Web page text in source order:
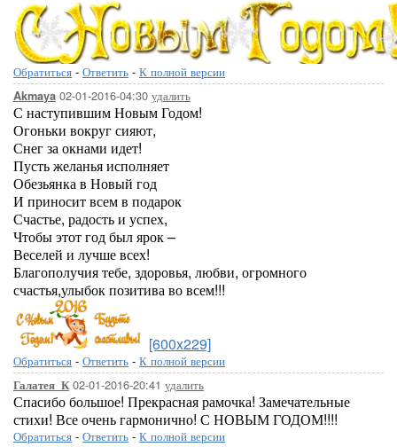
Обратиться - Ответить - К полной версии
Akmaya 02-01-2016-04:30 удалить
С наступившим Новым Годом!
Огоньки вокруг сияют,
Снег за окнами идет!
Пусть желанья исполняет
Обезьянка в Новый год
И приносит всем в подарок
Счастье, радость и успех,
Чтобы этот год был ярок –
Веселей и лучше всех!
Благополучия тебе, здоровья, любви, огромного
счастья,улыбок позитива во всем!!!
[600x229]
Обратиться - Ответить - К полной версии
Галатея_К 02-01-2016-20:41 удалить
Спасибо большое! Прекрасная рамочка! Замечательные
стихи! Все очень гармонично! С НОВЫМ ГОДОМ!!!!
Обратиться - Ответить - К полной версии